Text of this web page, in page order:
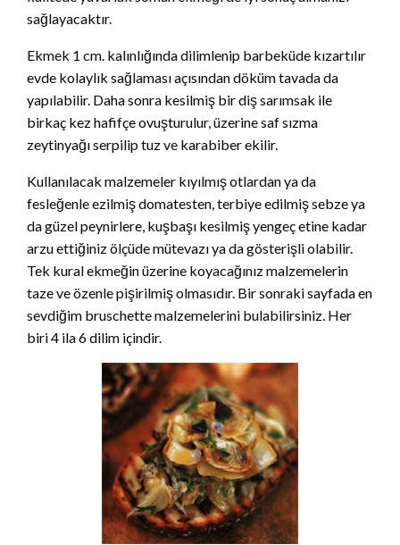
sağlayacaktır.
Ekmek 1 cm. kalınlığında dilimlenip barbeküde kızartılır
evde kolaylık sağlaması açısından döküm tavada da
yapılabilir. Daha sonra kesilmiş bir diş sarımsak ile
birkaç kez hafifçe ovuşturulur, üzerine saf sızma
zeytinyağı serpilip tuz ve karabiber ekilir.
Kullanılacak malzemeler kıyılmış otlardan ya da
fesleğenle ezilmiş domatesten, terbiye edilmiş sebze ya
da güzel peynirlere, kuşbaşı kesilmiş yengeç etine kadar
arzu ettiğiniz ölçüde mütevazı ya da gösterişli olabilir.
Tek kural ekmeğin üzerine koyacağınız malzemelerin
taze ve özenle pişirilmiş olmasıdır. Bir sonraki sayfada en
sevdiğim bruschette malzemelerini bulabilirsiniz. Her
biri 4 ila 6 dilim içindir.